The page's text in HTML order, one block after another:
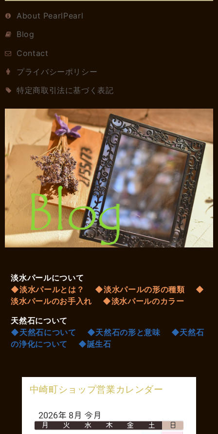
About PearlPearl
Blog
Contact
プライバシーポリシー
特定商取引法に基づく表記
淡水パールについて
◆淡水パールとは？
◆淡水パールの形の種類
◆
淡水パールのお手入れ
◆淡水パールのカラー
天然石について
◆天然石について
◆天然石の形と意味
◆天然石
の浄化について
◆誕生石
中崎町ショップ営業カレンダー